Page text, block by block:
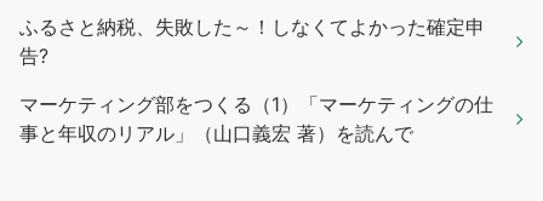
ふるさと納税、失敗した～！しなくてよかった確定申
告?
マーケティング部をつくる（1）「マーケティングの仕
事と年収のリアル」（山口義宏 著）を読んで